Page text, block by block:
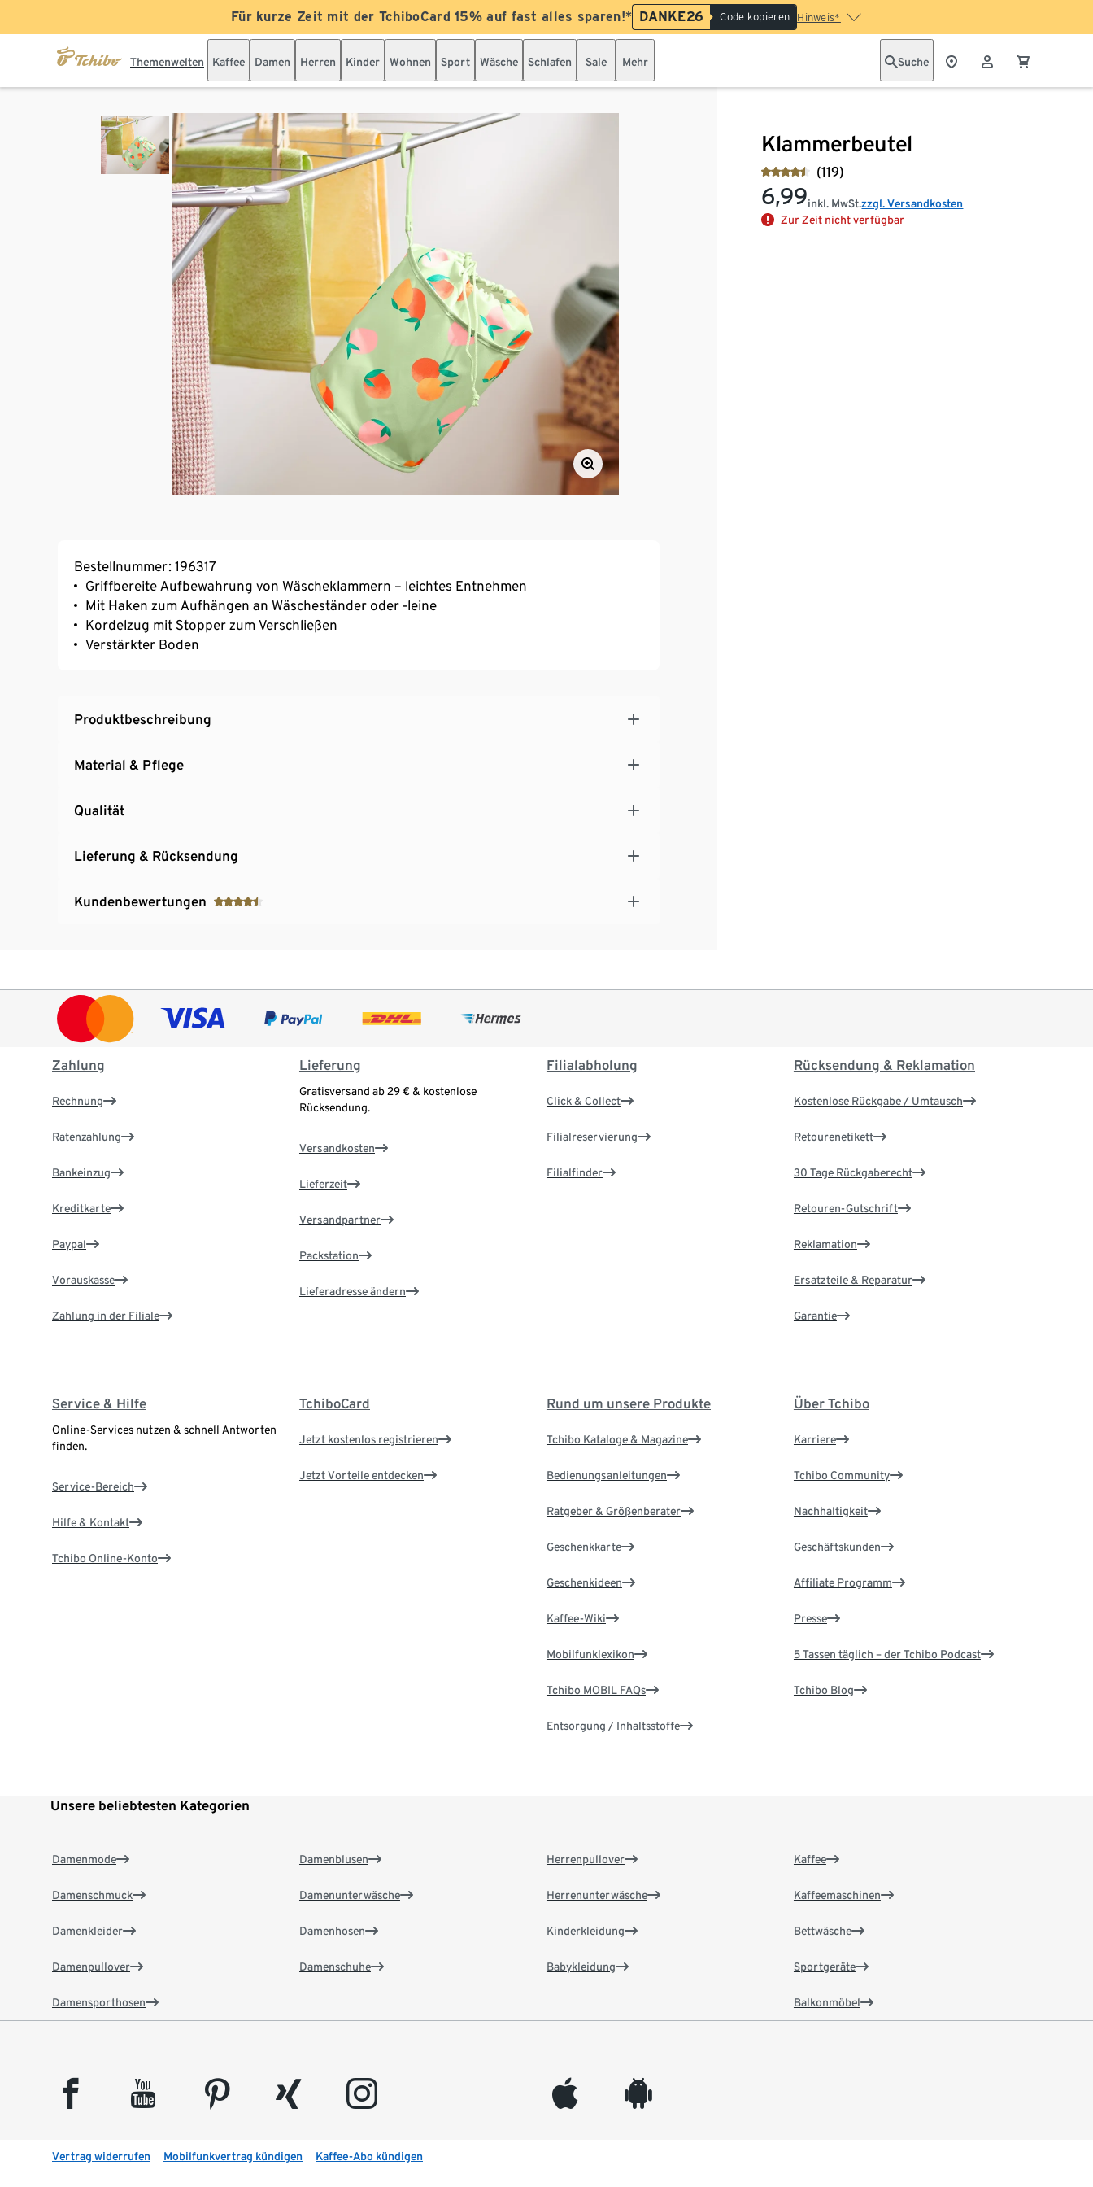
Für kurze Zeit mit der TchiboCard 15% auf fast alles sparen!* DANKE26 Code kopieren Hinweis*
Themenwelten Kaffee Damen Herren Kinder Wohnen Sport Wäsche Schlafen Sale Mehr Suche
Klammerbeutel
(119)
6,99inkl. MwSt.zzgl. Versandkosten
Zur Zeit nicht verfügbar
Bestellnummer: 196317
Griffbereite Aufbewahrung von Wäscheklammern – leichtes Entnehmen
Mit Haken zum Aufhängen an Wäscheständer oder -leine
Kordelzug mit Stopper zum Verschließen
Verstärkter Boden
Produktbeschreibung
Material & Pflege
Qualität
Lieferung & Rücksendung
Kundenbewertungen
Zahlung
Rechnung
Ratenzahlung
Bankeinzug
Kreditkarte
Paypal
Vorauskasse
Zahlung in der Filiale
Lieferung
Gratisversand ab 29 € & kostenlose
Rücksendung.
Versandkosten
Lieferzeit
Versandpartner
Packstation
Lieferadresse ändern
Filialabholung
Click & Collect
Filialreservierung
Filialfinder
Rücksendung & Reklamation
Kostenlose Rückgabe / Umtausch
Retourenetikett
30 Tage Rückgaberecht
Retouren-Gutschrift
Reklamation
Ersatzteile & Reparatur
Garantie
Service & Hilfe
Online-Services nutzen & schnell Antworten
finden.
Service-Bereich
Hilfe & Kontakt
Tchibo Online-Konto
TchiboCard
Jetzt kostenlos registrieren
Jetzt Vorteile entdecken
Rund um unsere Produkte
Tchibo Kataloge & Magazine
Bedienungsanleitungen
Ratgeber & Größenberater
Geschenkkarte
Geschenkideen
Kaffee-Wiki
Mobilfunklexikon
Tchibo MOBIL FAQs
Entsorgung / Inhaltsstoffe
Über Tchibo
Karriere
Tchibo Community
Nachhaltigkeit
Geschäftskunden
Affiliate Programm
Presse
5 Tassen täglich – der Tchibo Podcast
Tchibo Blog
Unsere beliebtesten Kategorien
Damenmode
Damenschmuck
Damenkleider
Damenpullover
Damensporthosen
Damenblusen
Damenunterwäsche
Damenhosen
Damenschuhe
Herrenpullover
Herrenunterwäsche
Kinderkleidung
Babykleidung
Kaffee
Kaffeemaschinen
Bettwäsche
Sportgeräte
Balkonmöbel
facebook youtube pinterest xing instagram appleinc android
Vertrag widerrufen Mobilfunkvertrag kündigen Kaffee-Abo kündigen